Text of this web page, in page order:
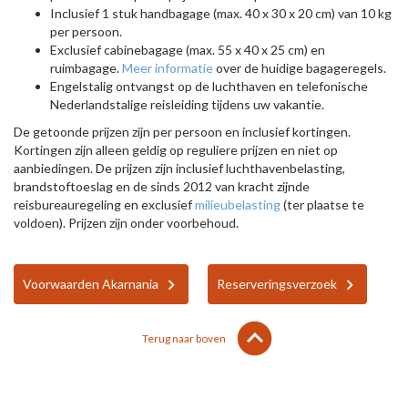
Inclusief 1 stuk handbagage (max. 40 x 30 x 20 cm) van 10 kg
per persoon.
Exclusief cabinebagage (max. 55 x 40 x 25 cm) en
ruimbagage.Meer informatieover de huidige bagageregels.
Engelstalig ontvangst op de luchthaven en telefonische
Nederlandstalige reisleiding tijdens uw vakantie.
De getoonde prijzen zijn per persoon en inclusief kortingen.
Kortingen zijn alleen geldig op reguliere prijzen en niet op
aanbiedingen. De prijzen zijn inclusief luchthavenbelasting,
brandstoftoeslag en de sinds 2012 van kracht zijnde
reisbureauregeling en exclusiefmilieubelasting(ter plaatse te
voldoen). Prijzen zijn onder voorbehoud.
Voorwaarden Akarnania Reserveringsverzoek
Terug naar boven lens
keyboard_arrow_up